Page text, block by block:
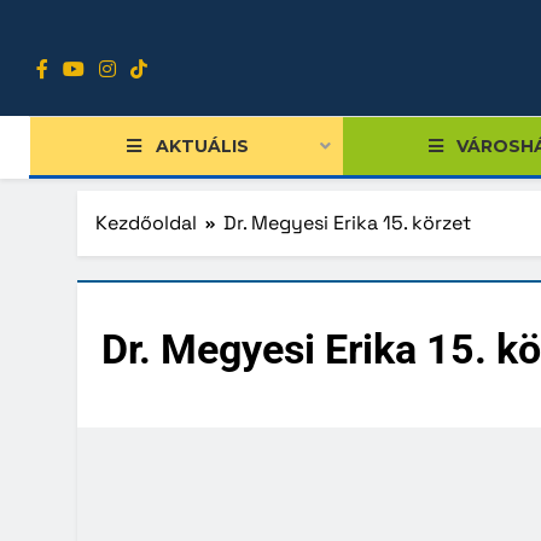
tartalomra
AKTUÁLIS
Kezdőoldal Dr. Megyesi Erika 15. körzet
Dr. Megyesi Erika 15.